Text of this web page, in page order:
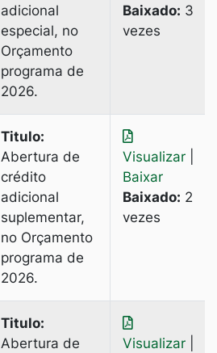
adicional
especial, no
Orçamento
programa de
2026.
Baixado: 3
vezes
Titulo:
Abertura de
crédito
adicional
suplementar,
no Orçamento
programa de
2026.
Visualizar
Baixar
Baixado: 2
vezes
Titulo:
Abertura de
Visualizar